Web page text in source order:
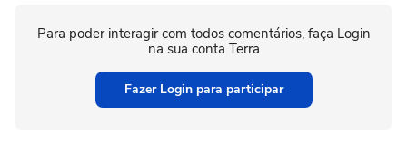
Para poder interagir com todos comentários, faça Login
na sua conta Terra
Fazer Login para participar